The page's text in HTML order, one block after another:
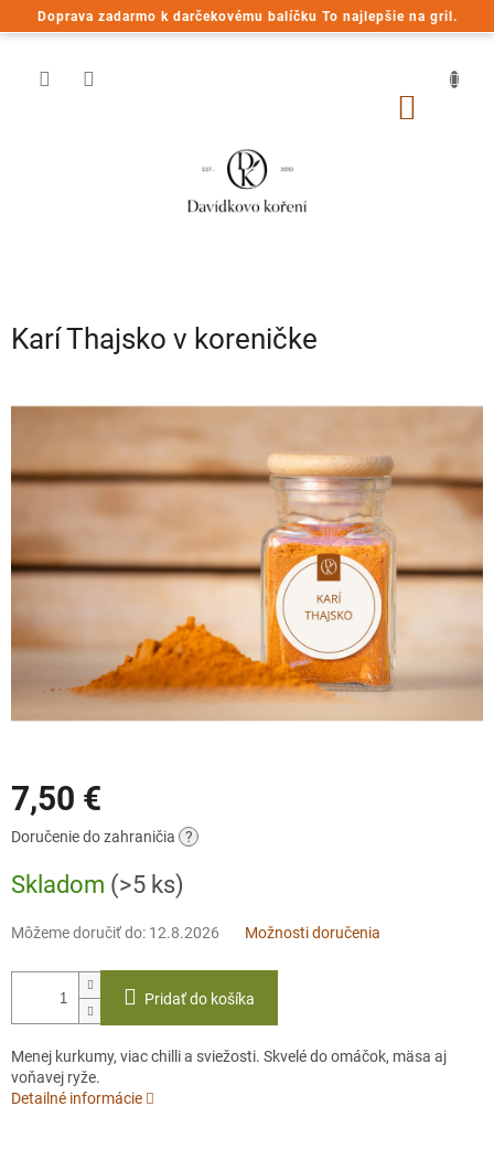
Doprava zadarmo k darčekovému balíčku To najlepšie na gril.
Prejsť
na
Karí Thajsko v koreničke
7,50 €
Jednotková
Doručenie do zahraničia ?
Skladom (>5 ks)
Môžeme doručiť do: 12.8.2026 Možnosti doručenia
Pridať do košíka
Menej kurkumy, viac chilli a sviežosti. Skvelé do omáčok, mäsa aj
voňavej ryže.
Detailné informácie